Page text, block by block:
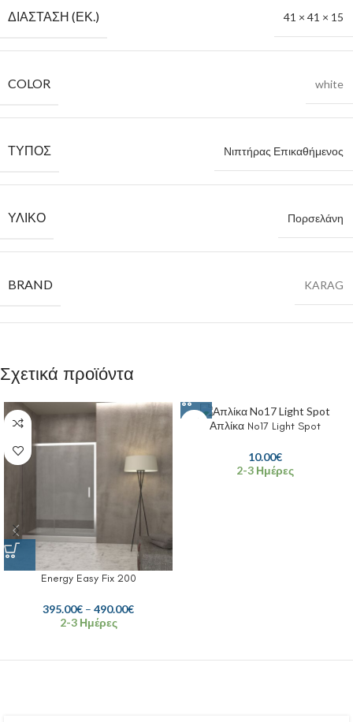
ΔΙΆΣΤΑΣΗ (ΕΚ.)
41 × 41 × 15
COLOR white
ΤΎΠΟΣ Νιπτήρας Επικαθήμενος
ΥΛΙΚΌ Πορσελάνη
BRAND KARAG
Σχετικά προϊόντα
Energy Easy Fix 200
395.00€ – 490.00€
2-3 Ημέρες
Απλίκα No17 Light Spot
10.00€
2-3 Ημέρες